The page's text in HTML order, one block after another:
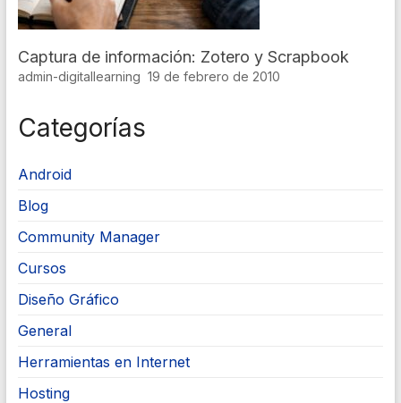
Captura de información: Zotero y Scrapbook
admin-digitallearning 19 de febrero de 2010
Categorías
Android
Blog
Community Manager
Cursos
Diseño Gráfico
General
Herramientas en Internet
Hosting